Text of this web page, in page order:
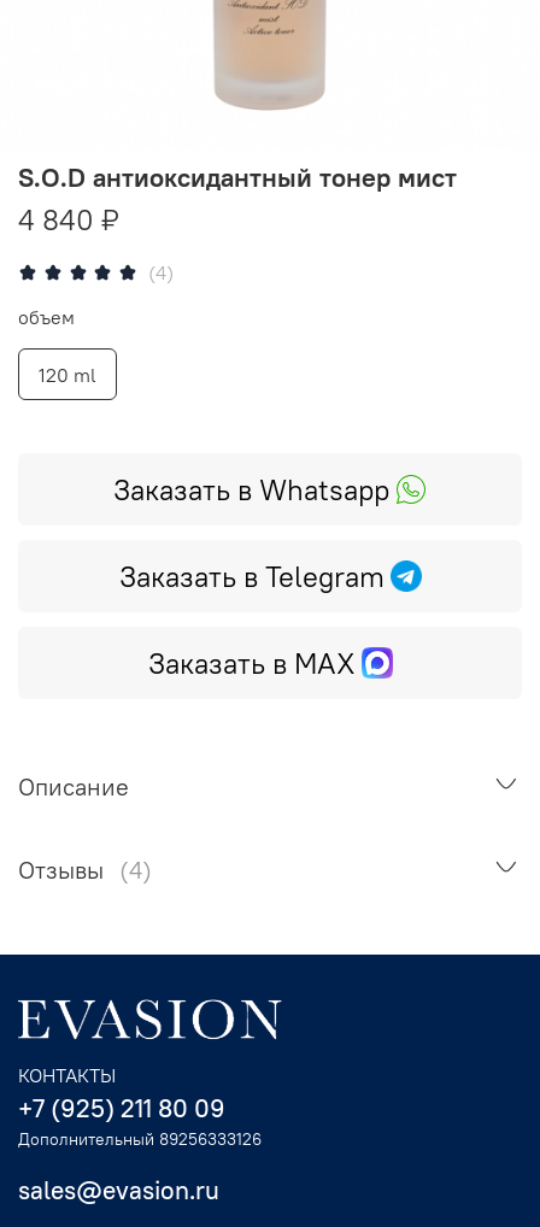
(4)
S.O.D антиоксидантный тонер мист
4 840 ₽
Заказать в Whatsapp
Заказать в Telegram
Заказать в MAX
объем
120 ml
Описание
Отзывы (4)
КОНТАКТЫ
+7 (925) 211 80 09
Дополнительный 89256333126
sales@evasion.ru